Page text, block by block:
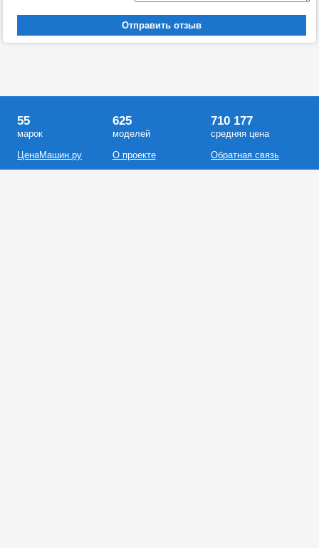
55
марок
ЦенаМашин.ру
625
моделей
О проекте
710 177
средняя цена
Обратная связь